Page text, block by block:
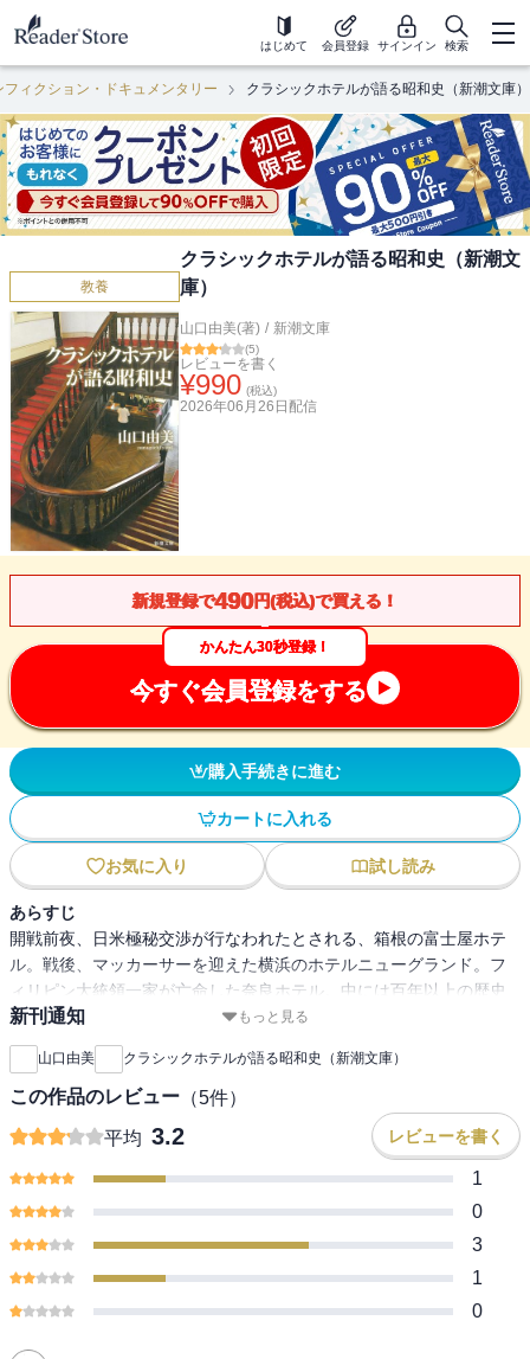
はじめて 会員登録 サインイン 検索
フィクション・ドキュメンタリー クラシックホテルが語る昭和史（新潮文庫）
教養
クラシックホテルが語る昭和史（新潮文
庫）
山口由美(著) / 新潮文庫
(5)
レビューを書く
¥990 (税込)
2026年06月26日 配信
新規登録で490円(税込)で買える！
かんたん30秒登録！
今すぐ会員登録をする
購入手続きに進む
カートに入れる
お気に入り 試し読み
あらすじ
開戦前夜、日米極秘交渉が行なわれたとされる、箱根の富士屋ホテ
ル。戦後、マッカーサーを迎えた横浜のホテルニューグランド。フ
ィリピン大統領一家が亡命した奈良ホテル。中には百年以上の歴史
を誇る名門ホテルは、昭和という時代にどのような役割を果たして
きたのか。富士屋ホテル創業者の曾孫である著者が、その秘められ
た謎に迫るノンフィクション。『消えた宿泊名簿―ホテルが語る戦
争の記憶―』改題。（解説・川本三郎）
もっと見る
新刊通知
山口由美 クラシックホテルが語る昭和史（新潮文庫）
この作品のレビュー （5件）
平均 3.2 レビューを書く
1
0
3
1
0